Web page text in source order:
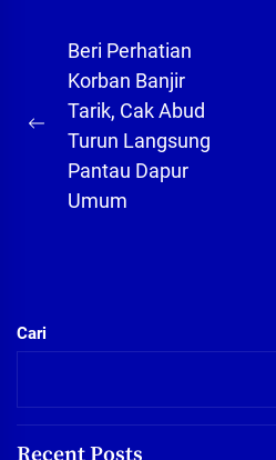
Navigasi
pos
Previous
post:
Beri Perhatian
Korban Banjir
Tarik, Cak Abud
Turun Langsung
Pantau Dapur
Umum
Cari